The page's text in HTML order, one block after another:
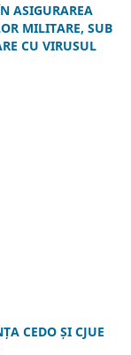
ASIGURAREA
MILITARE, SUB
CU VIRUSUL
CEDO ȘI CJUE